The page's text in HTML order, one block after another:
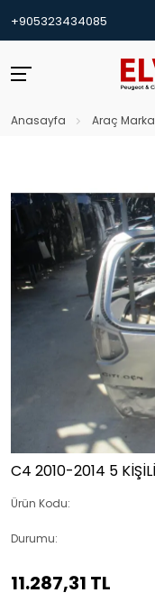
+905323434085
Anasayfa Araç
C4 2010-2014 5
Ürün Kodu:
Durumu:
11.287,31 TL